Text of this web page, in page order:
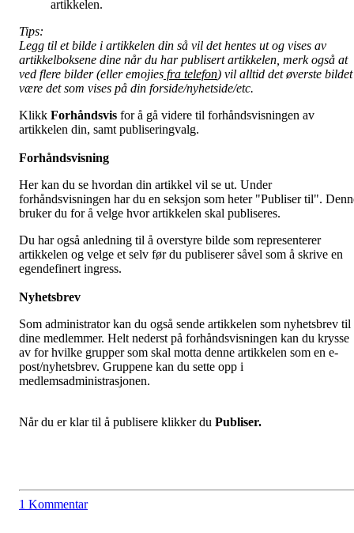
artikkelen.
Tips:
Legg til et bilde i artikkelen din så vil det hentes ut og vises av
artikkelboksene dine når du har publisert artikkelen, merk også at
ved flere bilder (eller emojies fra telefon) vil alltid det øverste bildet
være det som vises på din forside/nyhetside/etc.
Klikk Forhåndsvis for å gå videre til forhåndsvisningen av
artikkelen din, samt publiseringvalg.
Forhåndsvisning
Her kan du se hvordan din artikkel vil se ut. Under
forhåndsvisningen har du en seksjon som heter "Publiser til".
bruker du for å velge hvor artikkelen skal publiseres.
Du har også anledning til å overstyre bilde som representerer
artikkelen og velge et selv før du publiserer såvel som å skrive en
egendefinert ingress.
Nyhetsbrev
Som administrator kan du også sende artikkelen som nyhetsbrev til
dine medlemmer. Helt nederst på forhåndsvisningen kan du krysse
av for hvilke grupper som skal motta denne artikkelen som en e-
post/nyhetsbrev. Gruppene kan du sette opp i
medlemsadministrasjonen.
Når du er klar til å publisere klikker du Publiser.
1 Kommentar